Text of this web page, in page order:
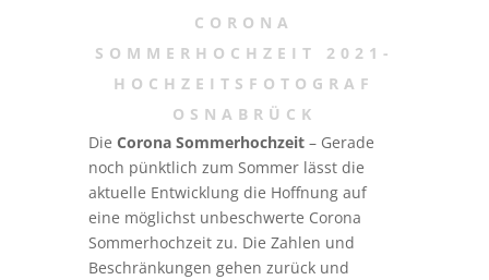
CORONA
SOMMERHOCHZEIT 2021-
HOCHZEITSFOTOGRAF
OSNABRÜCK
Die Corona Sommerhochzeit– Gerade
noch pünktlich zum Sommer lässt die
aktuelle Entwicklung die Hoffnung auf
eine möglichst unbeschwerte Corona
Sommerhochzeit zu. Die Zahlen und
Beschränkungen gehen zurück und